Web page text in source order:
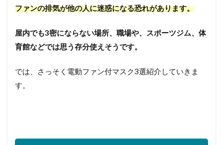
ファンの排気が他の人に迷惑になる恐れがあります。
屋内でも3密にならない場所、職場や、スポーツジム、体
育館などでは思う存分使えそうです。
では、さっそく電動ファン付マスク3選紹介していきま
す。